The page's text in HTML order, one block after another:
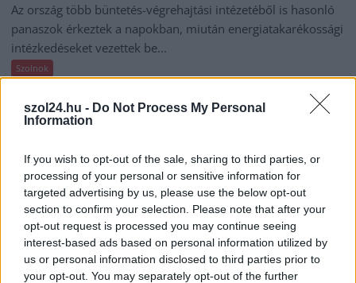
szol24.hu - Do Not Process My Personal
Information
If you wish to opt-out of the sale, sharing to third parties, or
processing of your personal or sensitive information for
targeted advertising by us, please use the below opt-out
section to confirm your selection. Please note that after your
opt-out request is processed you may continue seeing
interest-based ads based on personal information utilized by
us or personal information disclosed to third parties prior to
your opt-out. You may separately opt-out of the further
Az ország több büntetés-végrehajtási intézetéből is hasonló
panaszok érkeztek a napokban, miután energiatakarékossági
intézkedéseket vezettek be...
Szolnok